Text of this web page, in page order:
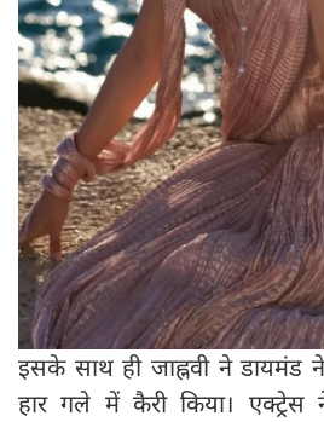
इसके साथ ही जाह्नवी ने
हार गले में कैरी किया।